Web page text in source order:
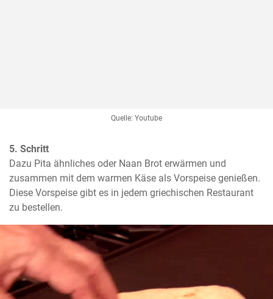
Quelle: Youtube
5. Schritt
Dazu Pita ähnliches oder Naan Brot erwärmen und
zusammen mit dem warmen Käse als Vorspeise genießen.
Diese Vorspeise gibt es in jedem griechischen Restaurant
zu bestellen.